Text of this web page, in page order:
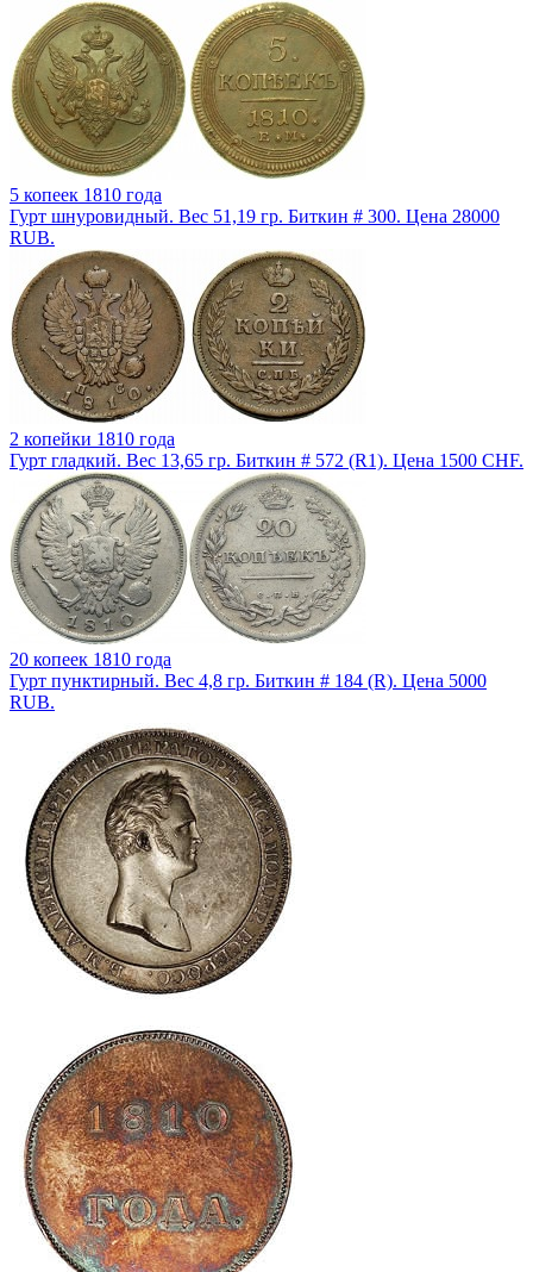
5 копеек 1810 года
Гурт шнуровидный. Вес 51,19 гр. Биткин # 300. Цена 28000
RUB.
2 копейки 1810 года
Гурт гладкий. Вес 13,65 гр. Биткин # 572 (R1). Цена 1500 CHF.
20 копеек 1810 года
Гурт пунктирный. Вес 4,8 гр. Биткин # 184 (R). Цена 5000
RUB.